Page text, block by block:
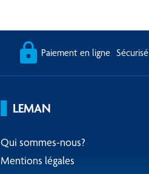
Paiement en ligne Sécurisé
LEMAN
Qui sommes-nous?
Mentions légales